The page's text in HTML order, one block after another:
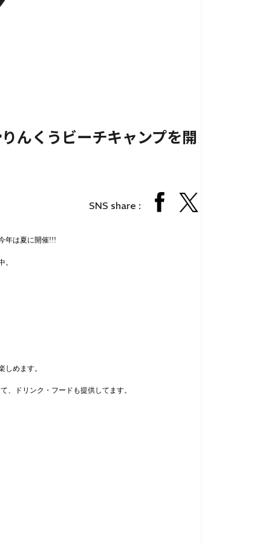
んくうビーチキャンプを開
SNS share :
年は夏に開催!!!
。
めます。
、ドリンク・フードも提供してます。